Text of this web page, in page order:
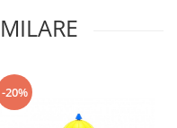
-20%